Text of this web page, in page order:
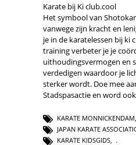
Karate bij Ki club.cool
Het symbool van
vanwege zijn kracht en
je in de karatelessen bij ki
training verbeter je je
uithoudingsvermogen en
verdedigen waardoor je
sterker wordt. Doe mee
Stadspasactie en word
KARATE MONNICKENDAM
JAPAN KARATE
KARATE KIDSGIDS